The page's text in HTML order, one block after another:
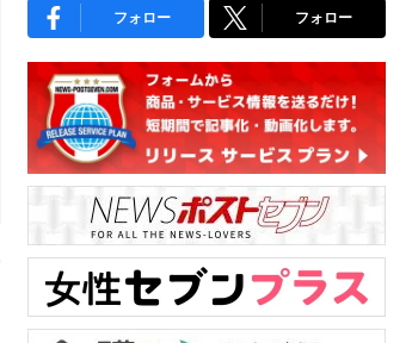
フォロー フォロー